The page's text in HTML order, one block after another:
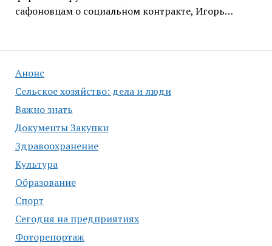
Анонс
Сельское хозяйство: дела и люди
Важно знать
Документы Закупки
Здравоохранение
Культура
Образование
Спорт
Сегодня на предприятиях
Фоторепортаж
сафоновцам о социальном контракте, Игорь…